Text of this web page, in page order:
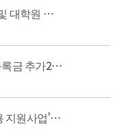
2026학년도 1학기 외국인 학부 및 대학원 신입생 모집 안내
2025학년도 2학기 재(복)학생 등록금 추가2차(최종) 납부 안내
'국산 양자기술 소부장 보급·활용 지원사업’ 참여기업을 모집